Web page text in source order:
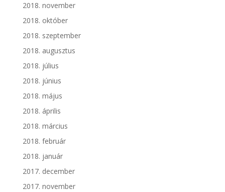
2018. november
2018. október
2018. szeptember
2018. augusztus
2018. július
2018. június
2018. május
2018. április
2018. március
2018. február
2018. január
2017. december
2017. november